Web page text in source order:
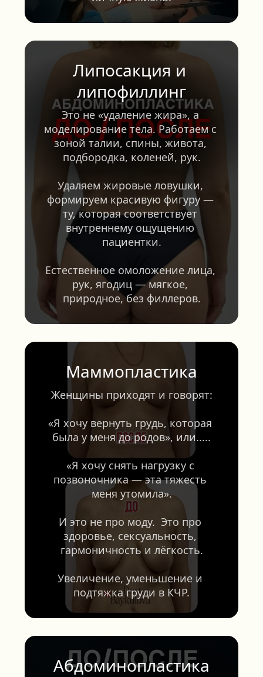
Липосакция и
липофиллинг
Это не «удаление жира», а
моделирование тела. Работаем с
зоной талии, спины, живота,
подбородка, коленей, рук.
Удаляем жировые ловушки,
формируем красивую фигуру —
ту, которая соответствует
внутреннему ощущению
пациентки.
Естественное омоложение лица,
рук, ягодиц — мягкое,
природное, без филлеров.
Маммопластика
Женщины приходят и говорят:
«Я хочу вернуть грудь, которая
была у меня до родов», или.....
«Я хочу снять нагрузку с
позвоночника — эта тяжесть
меня утомила».
И это не про моду.  Это про
здоровье, сексуальность,
гармоничность и лёгкость.
Увеличение, уменьшение и
подтяжка груди в КЧР.
Абдоминопластика